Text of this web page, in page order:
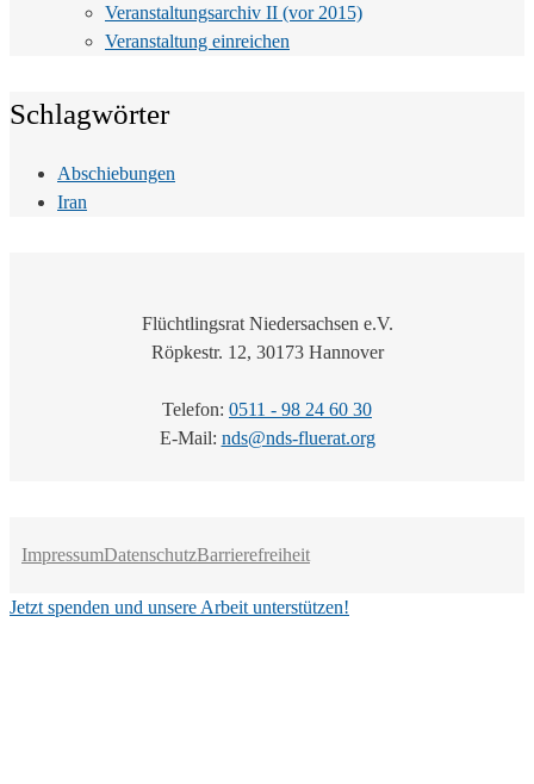
Veranstaltungsarchiv II (vor 2015)
Veranstaltung einreichen
Schlagwörter
Abschiebungen
Iran
Flüchtlingsrat Niedersachsen e.V.
Röpkestr. 12, 30173 Hannover
Telefon: 0511 - 98 24 60 30
E-Mail: nds@nds-fluerat.org
ImpressumDatenschutzBarrierefreiheit
Jetzt spenden und unsere Arbeit unterstützen!